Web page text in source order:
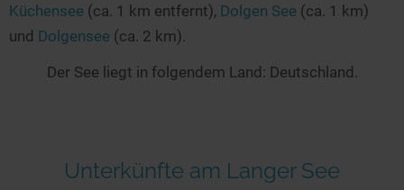
Küchensee (ca. 1 km entfernt), Dolgen See (ca. 1 km)
und Dolgensee (ca. 2 km).
Der See liegt in folgendem Land: Deutschland.
Unterkünfte am Langer See